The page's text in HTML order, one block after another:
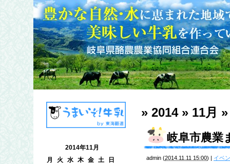
» 2014 » 11月
岐阜市農業
admin (2014.11.11 15:00) | イベ
2014年11月
月
火 水 木 金 土
日